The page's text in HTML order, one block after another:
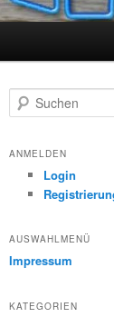
u
h
ANMELDEN
Login
AUSWAHLMENÜ
Impressum
KATEGORIEN